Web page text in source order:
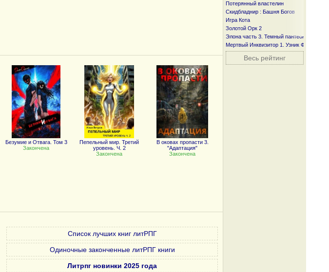
Безумие и Отвага. Том 3
Закончена
Пепельный мир. Третий
уровень. Ч. 2
Закончена
В оковах пропасти 3.
"Адаптация"
Закончена
Список лучших книг литРПГ
Одиночные законченные литРПГ книги
Литрпг новинки 2025 года
Потерянный властелин
Скидбладнир : Башня Богов
Игра Кота
Золотой Орк 2
Элона часть 3. Темный пантеон
Мертвый Инквизитор 1. Узник Фанмира
Весь рейтинг